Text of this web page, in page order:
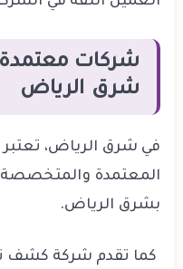
شركات
شرق الرياض
في شرق الرياض،
المعتمدة
بشرق الرياض.
كما تقدم شركة كشف